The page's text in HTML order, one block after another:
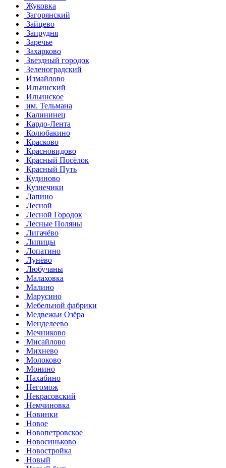
Жуковка
Загорянский
Зайцево
Запрудня
Заречье
Захарково
Звездный городок
Зеленоградский
Измайлово
Ильинский
Ильинское
им. Тельмана
Калининец
Кардо-Лента
Колюбакино
Красково
Красновидово
Красный Посёлок
Красный Путь
Кудиново
Кузнечики
Лапино
Лесной
Лесной Городок
Лесные Поляны
Лигачёво
Липицы
Лопатино
Лунёво
Любучаны
Малаховка
Малино
Марусино
Мебельной фабрики
Медвежьи Озёра
Менделеево
Мечниково
Мисайлово
Михнево
Молоково
Монино
Нахабино
Негомож
Некрасовский
Немчиновка
Новинки
Новое
Новопетровское
Новосиньково
Новостройка
Новый